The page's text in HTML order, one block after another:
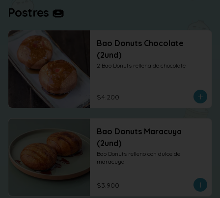
Postres 🍩
Bao Donuts Chocolate
(2und)
2 Bao Donuts rellena de chocolate
$4.200
Bao Donuts Maracuya
(2und)
Bao Donuts relleno con dulce de
maracuya
$3.900